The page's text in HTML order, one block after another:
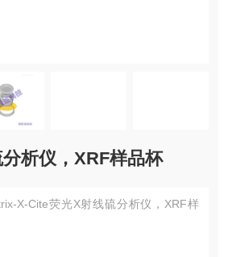
析仪，XRF样品杯
X-Cite荧光X射线硫分析仪，XRF样